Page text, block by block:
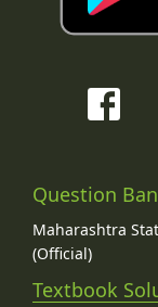
Question
Maharashtra
(Official)
Textbook